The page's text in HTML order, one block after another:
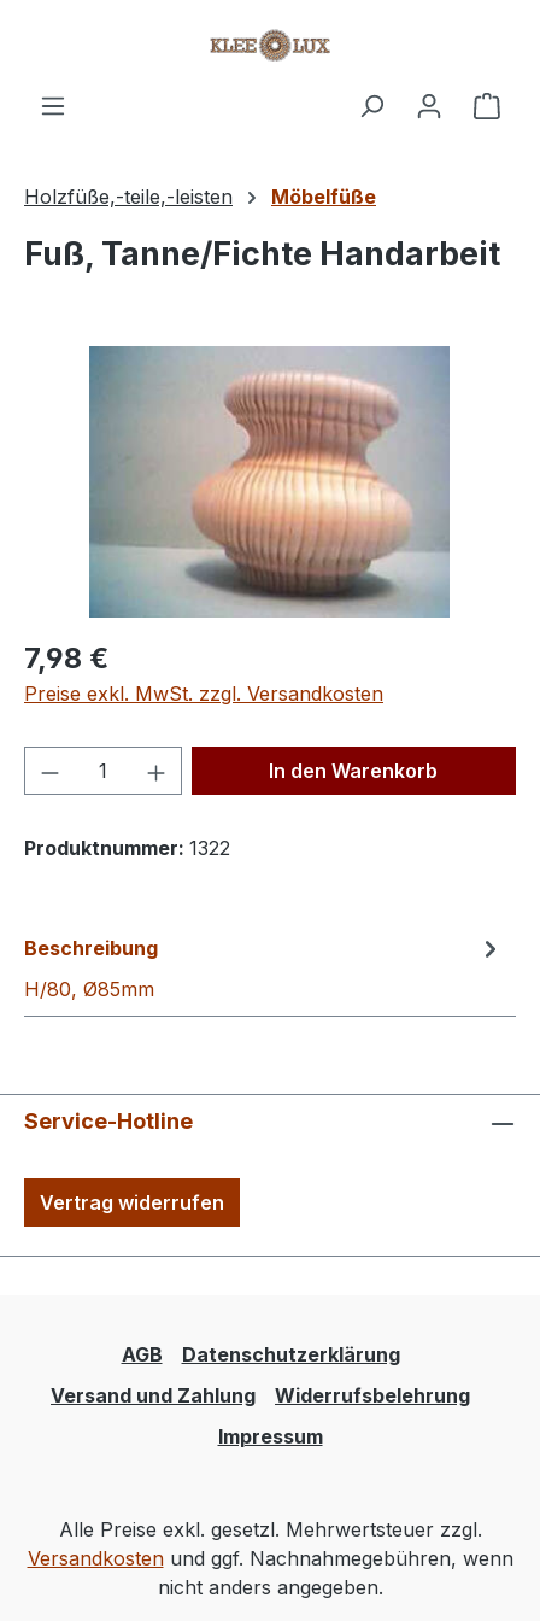
Holzfüße,-teile,-leisten Möbelfüße
Fuß, Tanne/Fichte Handarbeit
Regulärer Preis:
7,98 €
Preise exkl. MwSt. zzgl. Versandkosten
Produkt Anzahl: Gib denIn den Warenkorb
Produktnummer: 1322
Beschreibung
H/80, Ø85mm
Service-Hotline
Vertrag widerrufen
AGB
Datenschutzerklärung
Versand und Zahlung
Widerrufsbelehrung
Impressum
Alle Preise exkl. gesetzl. Mehrwertsteuer zzgl.
Versandkostenund ggf. Nachnahmegebühren, wenn
nicht anders angegeben.